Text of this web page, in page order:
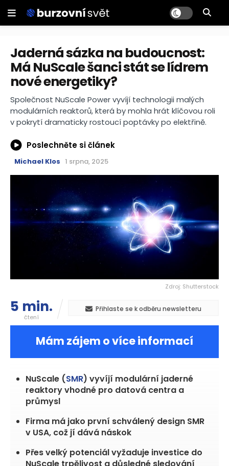
Jaderná sázka na budoucnost:
Má NuScale šanci stát se lídrem
nové energetiky?
Společnost NuScale Power vyvíjí technologii malých
modulárních reaktorů, která by mohla hrát klíčovou roli
v pokrytí dramaticky rostoucí poptávky po elektřině.
Poslechněte si článek
Michael Klos 1 srpna, 2025
Zdroj: Shutterstock
5 min.
čtení
Přihlaste se k odběru newsletteru
Mám zájem o více informací
NuScale (SMR) vyvíjí modulární jaderné
reaktory vhodné pro datová centra a
průmysl
Firma má jako první schválený design SMR
v USA, což jí dává náskok
Přes velký potenciál vyžaduje investice do